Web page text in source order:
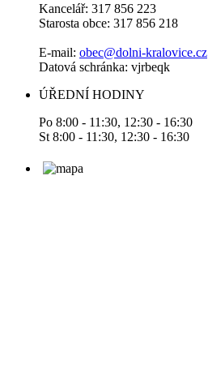
Kancelář: 317 856 223
Starosta obce: 317 856 218
E-mail: obec@dolni-kralovice.cz
Datová schránka: vjrbeqk
ÚŘEDNÍ HODINY
Po 8:00 - 11:30, 12:30 - 16:30
St 8:00 - 11:30, 12:30 - 16:30